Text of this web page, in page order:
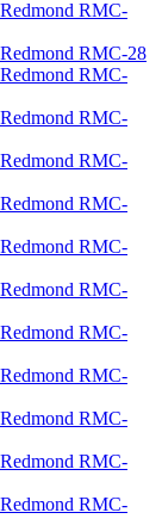
RMC-
RMC-28
RMC-
RMC-
RMC-
RMC-
RMC-
RMC-
RMC-
RMC-
RMC-
RMC-
RMC-